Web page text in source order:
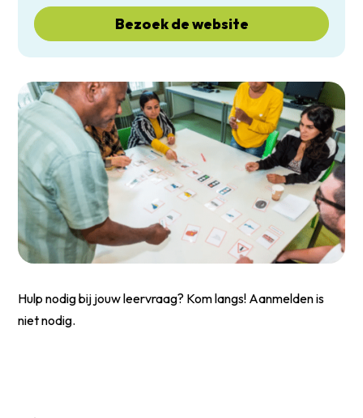
Hulp nodig bij jouw leervraag? Kom langs! Aanmelden is
niet nodig.
Bezoek de website